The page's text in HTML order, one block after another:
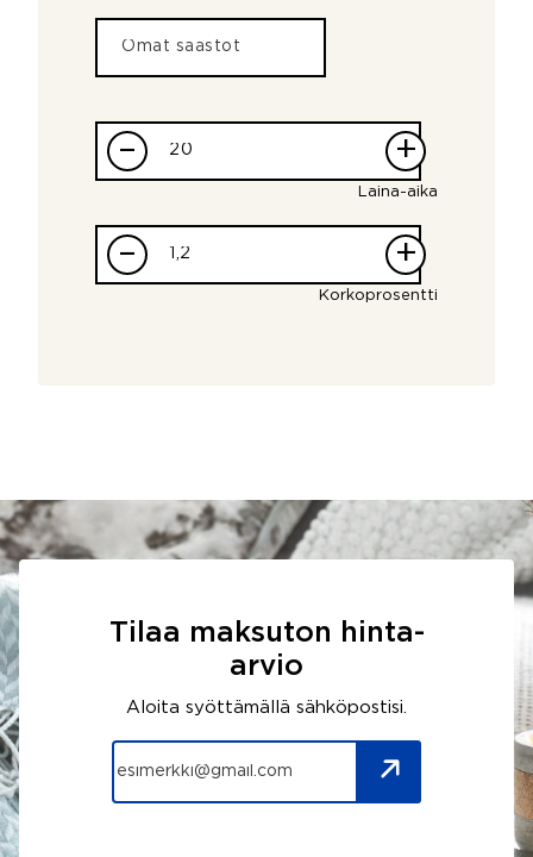
– +
Laina-aika
– +
Korkoprosentti
Tilaa maksuton hinta-
arvio
Aloita syöttämällä sähköpostisi.